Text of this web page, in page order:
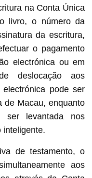
na Conta Única
livro, o número da
da escritura,
o pagamento
electrónica ou em
deslocação aos
pode ser
de Macau, enquanto
levantada nos
inteligente.
de testamento, o
aos